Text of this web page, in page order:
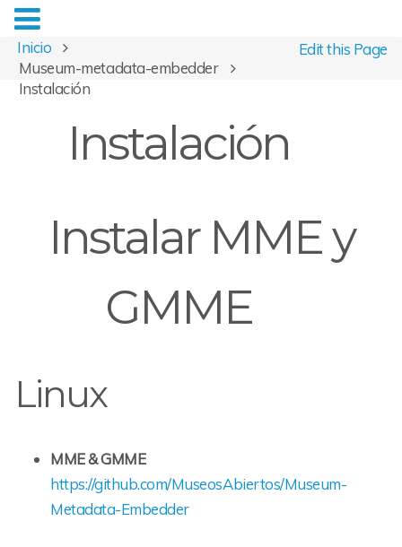
Edit this Page
Inicio
Museum-metadata-embedder
Instalación
Instalación
Instalar MME y
GMME
Linux
MME & GMME
https://github.com/MuseosAbiertos/Museum-
Metadata-Embedder